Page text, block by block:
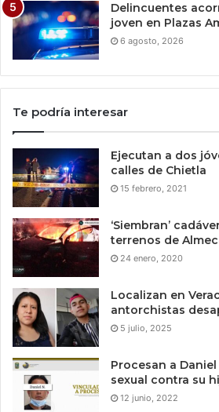
Delincuentes
joven en Plazas
6 agosto, 2026
Te podría interesar
Ejecutan a dos
calles de Chietla
15 febrero, 2021
‘Siembran’
terrenos de
24 enero, 2020
Localizan en
antorchistas
5 julio, 2025
Procesan a
sexual contra su
12 junio, 2022